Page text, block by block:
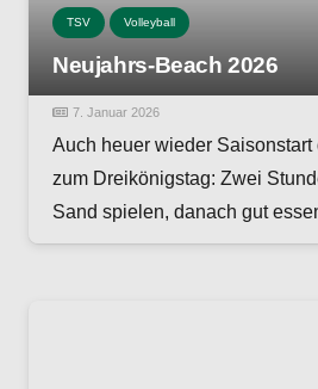
TSV Volleyball
Neujahrs-Beach 2026
7. Januar 2026
Auch heuer wieder
zum Dreikönigstag: Zwei
Sand spielen, danach gut